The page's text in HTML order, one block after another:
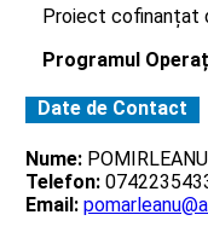
Proiect cofinanțat
Programul
Date de Contact
Nume:
Telefon:
Email: